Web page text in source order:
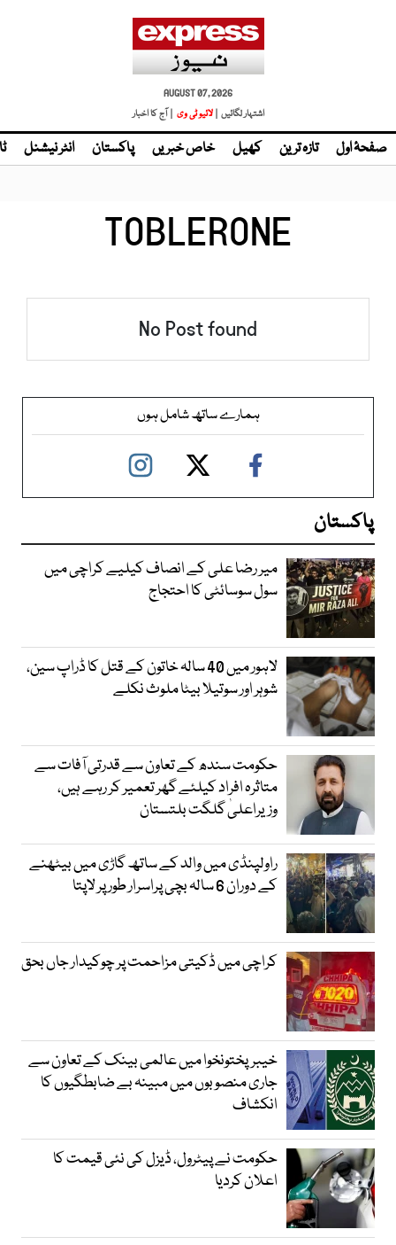
AUGUST 07, 2026
اشتہار لگائیں |
| آج کا اخبار
صفحۂ اول تازہ ترین کھیل خاص خبریں پاکستان انٹر نیشنل
TOBLERONE
No Post found
ہمارے ساتھ شامل ہوں
پاکستان
میر رضا علی کے انصاف کیلیے کراچی میں
سول سوسائٹی کا احتجاج
لاہور میں 40 سالہ خاتون کے قتل کا ڈراپ سین،
شوہر اور سوتیلا بیٹا ملوث نکلے
حکومت سندھ کے تعاون سے قدرتی آفات سے
متاثرہ افراد کیلئے گھر تعمیر کر رہے ہیں،
وزیراعلیٰ گلگت بلتستان
راولپنڈی میں والد کے ساتھ گاڑی میں بیٹھنے
کے دوران 6 سالہ بچی پراسرار طور پر لاپتا
کراچی میں ڈکیتی مزاحمت پر چوکیدار جاں بحق
خیبرپختونخوا میں عالمی بینک کے تعاون سے
جاری منصوبوں میں مبینہ بے ضابطگیوں کا
انکشاف
حکومت نے پیٹرول، ڈیزل کی نئی قیمت کا
اعلان کردیا